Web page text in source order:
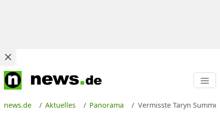
news.de Aktuelles Panorama Vermisste Taryn